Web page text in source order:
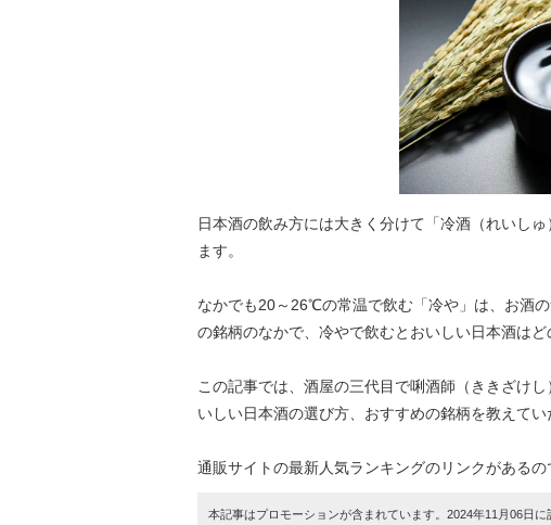
日本酒の飲み方には大きく分けて「冷酒（れいし
ます。
なかでも20～26℃の常温で飲む「冷や」は、お酒
の銘柄のなかで、冷やで飲むとおいしい日本酒はど
この記事では、酒屋の三代目で唎酒師（ききざけ
いしい日本酒の選び方、おすすめの銘柄を教えてい
通販サイトの最新人気ランキングのリンクがあるの
本記事はプロモーションが含まれています。2024年11月06日に